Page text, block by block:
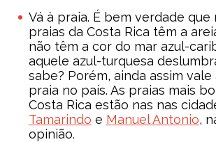
Vá à praia. É bem verdade que
praias da Costa Rica têm a
não têm a cor do mar azul-
aquele azul-turquesa
sabe? Porém, ainda assim vale
praia no país. As praias mais
Costa Rica estão nas nas
Tamarindo e Manuel Antonio,
opinião.